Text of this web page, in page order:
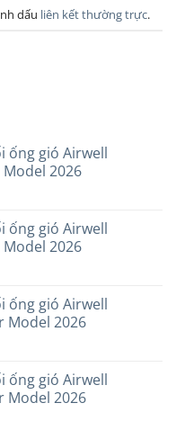
dấu liên kết thường trực.
ống gió Airwell
2026
ống gió Airwell
2026
ống gió Airwell
Model 2026
ống gió Airwell
Model 2026